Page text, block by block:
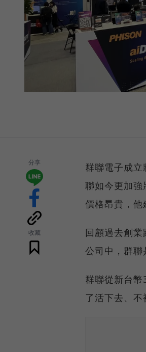
分享
收藏
群聯電子成
聯如今更加
價格昂貴，他
回顧過去創
公司中，群聯
群聯從新台
了活下去、不